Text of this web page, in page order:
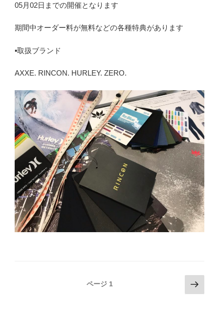
05月02日までの開催となります
期間中オーダー料が無料などの各種特典があります
▪️取扱ブランド
AXXE. RINCON. HURLEY. ZERO.
ページ 1
次
の